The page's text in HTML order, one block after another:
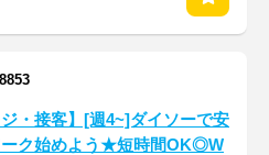
ジ・接客】[週4~]ダイソーで安
ーク始めよう★短時間OK◎W